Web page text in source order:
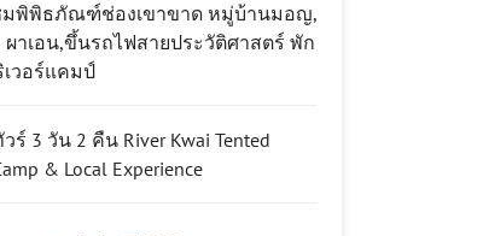
มพิพิธภัณฑ์ช่องเขาขาด หมู่บ้านมอญ,
ผาเอน,ขึ้นรถไฟสายประวัติศาสตร์ พัก
วอร์แคมป์
ร์ 3 วัน 2 คืน River Kwai Tented
& Local Experience